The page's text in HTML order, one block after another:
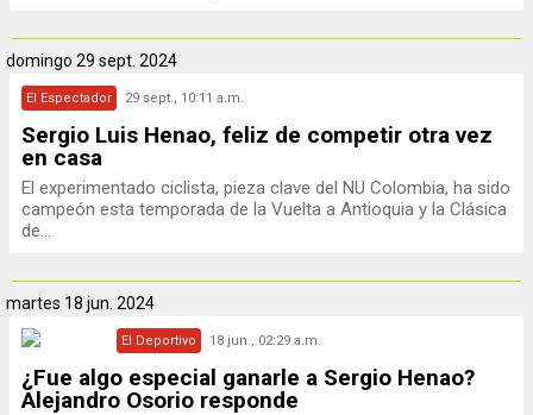
domingo 29 sept. 2024
El Espectador 29 sept., 10:11 a.m.
Sergio Luis Henao, feliz de competir otra vez
en casa
El experimentado ciclista, pieza clave del NU Colombia, ha sido
campeón esta temporada de la Vuelta a Antioquia y la Clásica
de...
martes 18 jun. 2024
El Deportivo 18 jun., 02:29 a.m.
¿Fue algo especial ganarle a Sergio Henao?
Alejandro Osorio responde